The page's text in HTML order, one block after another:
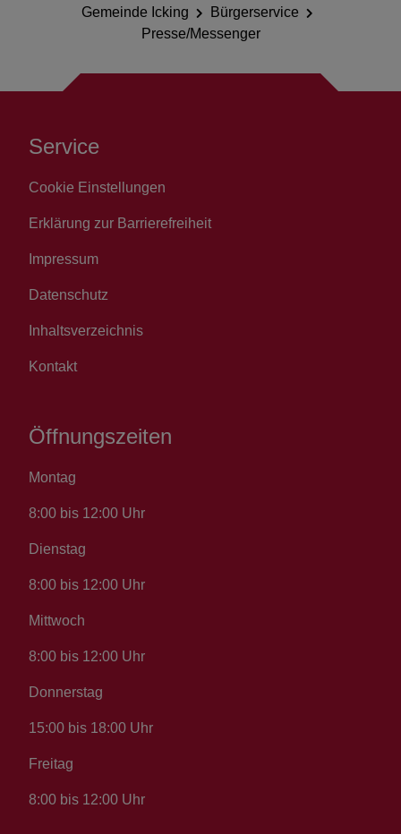
Gemeinde Icking
Bürgerservice
Presse/Messenger
Service
Cookie Einstellungen
Erklärung zur Barrierefreiheit
Impressum
Datenschutz
Inhaltsverzeichnis
Kontakt
Öffnungszeiten
Montag
8:00 bis 12:00 Uhr
Dienstag
8:00 bis 12:00 Uhr
Mittwoch
8:00 bis 12:00 Uhr
Donnerstag
15:00 bis 18:00 Uhr
Freitag
8:00 bis 12:00 Uhr